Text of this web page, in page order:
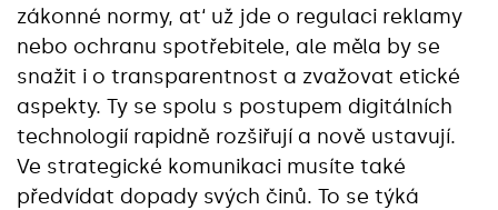
zákonné normy, at‘ už jde o regulaci reklamy
nebo ochranu spotřebitele, ale měla by se
snažit i o transparentnost a zvažovat etické
aspekty. Ty se spolu s postupem digitálních
technologií rapidně rozšiřují a nově ustavují.
Ve strategické komunikaci musíte také
předvídat dopady svých činů. To se týká